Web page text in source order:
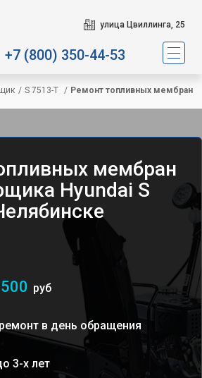
улица Цвиллинга, 25
+7 (800) 350-44-53
/ S 7513-T / Ремонт топливных мембран
мембран
Hyundai S
руб
в день обращения
3-х лет